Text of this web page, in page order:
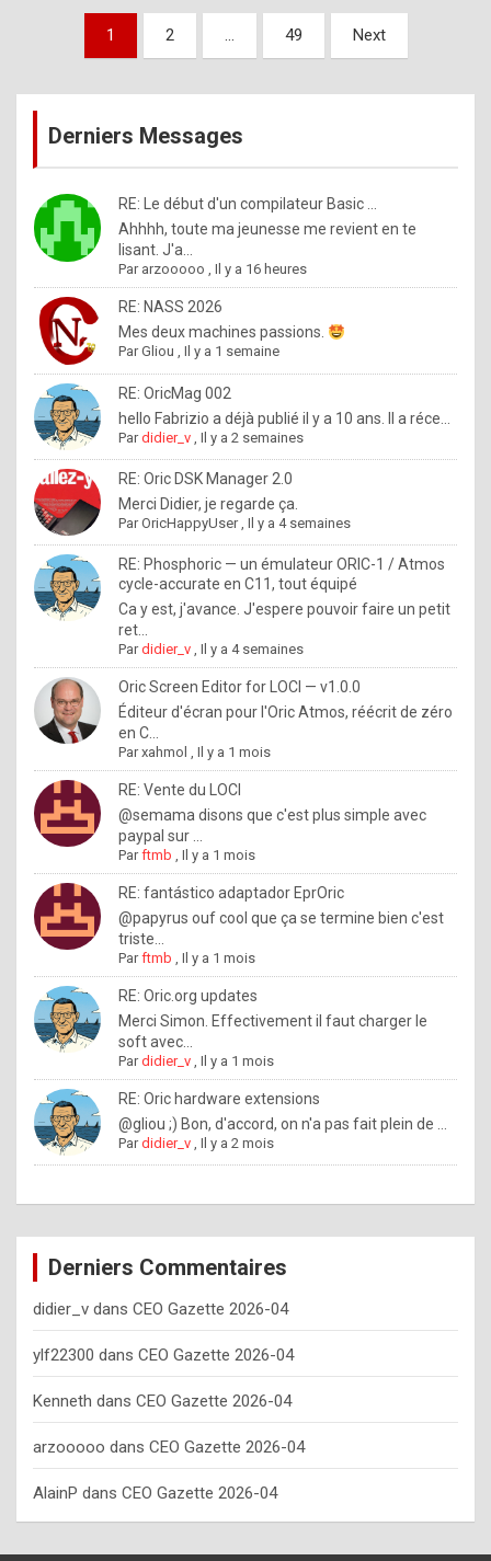
a
%
m
a
d
b
y
o
l
e
x
.
I
f
y
o
u
w
a
n
t
o
n
o
w
h
o
w
o
e
y
o
u
s
h
o
Pagination
publications
1 2 … 49 Next
Derniers Messages
RE: Le début d'un compilateur Basic ...
Ahhhh, toute ma jeunesse me revient en te
lisant. J'a...
Par arzooooo ,Il y a 16 heures
RE: NASS 2026
Mes deux machines passions.
ParGliou ,Il y a 1 semaine
RE: OricMag 002
hello Fabrizio a déjà publié il y a 10 ans. Il a réce...
Pardidier_v ,Il y a 2 semaines
RE: Oric DSK Manager 2.0
Merci Didier, je regarde ça.
ParOricHappyUser,Il y a 4 semaines
RE: Phosphoric — un émulateur ORIC-1 / Atmos
cycle-accurate en C11, tout équipé
Ca y est, j'avance. J'espere pouvoir faire un petit
ret...
Pardidier_v ,Il y a 4 semaines
Oric Screen Editor for LOCI — v1.0.0
Éditeur d'écran pour l'Oric Atmos, réécrit de zéro
en C...
Parxahmol ,Il y a 1 mois
RE: Vente du LOCI
@semama disons que c'est plus simple avec
paypal sur ...
Parftmb ,Il y a 1 mois
RE: fantástico adaptador EprOric
@papyrus ouf cool que ça se termine bien c'est
triste...
Parftmb ,Il y a 1 mois
RE: Oric.org updates
Merci Simon. Effectivement il faut charger le
soft avec...
Pardidier_v ,Il y a 1 mois
RE: Oric hardware extensions
@gliou ;) Bon, d'accord, on n'a pas fait plein de ...
Pardidier_v ,Il y a 2 mois
Derniers Commentaires
didier_v dans CEO Gazette 2026-04
ylf22300 dans CEO Gazette 2026-04
Kenneth dans CEO Gazette 2026-04
arzooooo dans CEO Gazette 2026-04
AlainP dans CEO Gazette 2026-04